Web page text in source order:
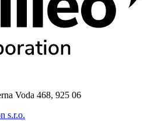
Voda 468, 925 06
s.r.o.